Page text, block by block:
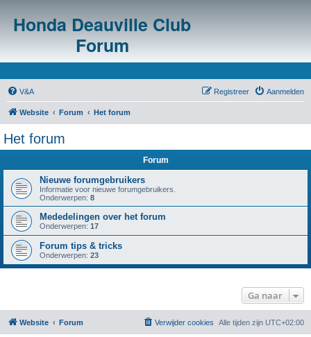
Honda Deauville Club
Forum
V&A Aanmelden
Registreer
Website Forum Het forum
Het forum
Forum
Nieuwe forumgebruikers
Informatie voor nieuwe forumgebruikers.
Onderwerpen: 8
Mededelingen over het forum
Onderwerpen: 17
Forum tips & tricks
Onderwerpen: 23
Ga naar
Website Forum Alle tijden zijn UTC+02:00
Verwijder cookies